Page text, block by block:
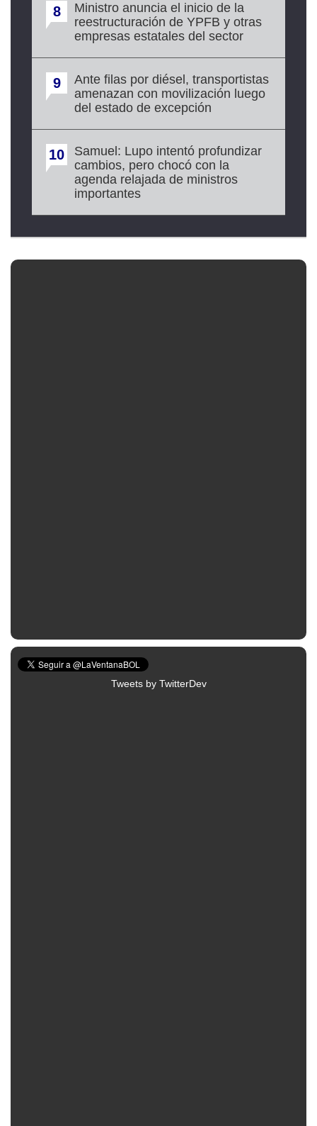
8
Ministro anuncia el inicio de la
reestructuración de YPFB y otras
empresas estatales del sector
9
Ante filas por diésel, transportistas
amenazan con movilización luego
del estado de excepción
10
Samuel: Lupo intentó profundizar
cambios, pero chocó con la
agenda relajada de ministros
importantes
Tweets by TwitterDev